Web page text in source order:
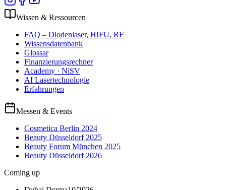
Wissen & Ressourcen
FAQ – Diodenlaser, HIFU, RF
Wissensdatenbank
Glossar
Finanzierungsrechner
Academy · NiSV
AI Lasertechnologie
Erfahrungen
Messen & Events
Cosmetica Berlin 2024
Beauty Düsseldorf 2025
Beauty Forum München 2025
Beauty Düsseldorf 2026
Coming up